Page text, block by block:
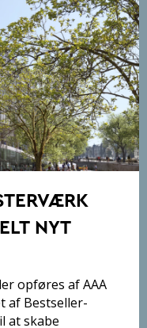
NYT
opføres af AAA
af Bestseller-
at skabe